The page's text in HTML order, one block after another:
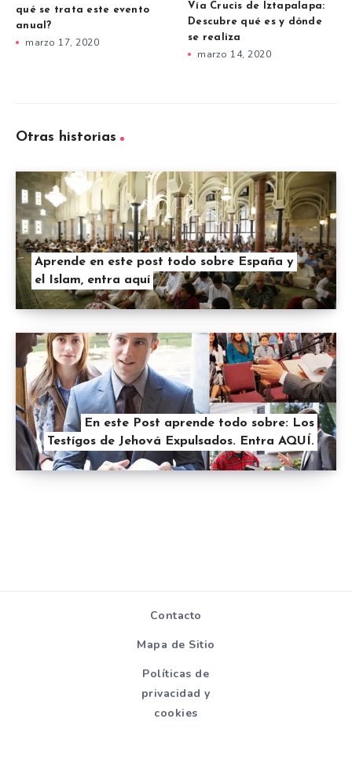
qué se trata este evento
anual?
marzo 17, 2020
Vía Crucis de Iztapalapa:
Descubre qué es y dónde
se realiza
marzo 14, 2020
Otras historias
Aprende en este post todo sobre España y
el Islam, entra aquí
En este Post aprende todo sobre: Los
Testígos de Jehová Expulsados. Entra AQUÍ.
Contacto
Mapa de Sitio
Políticas de
privacidad y
cookies